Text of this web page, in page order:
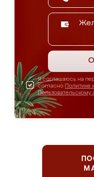
Я соглашаюсь на
согласно Политике